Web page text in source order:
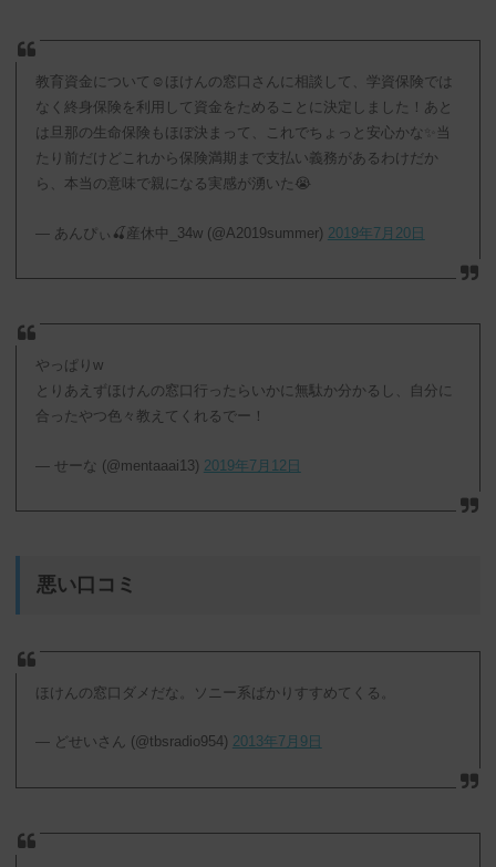
教育資金について☺️ほけんの窓口さんに相談して、学資保険では
なく終身保険を利用して資金をためることに決定しました！あと
は旦那の生命保険もほぼ決まって、これでちょっと安心かな✨当
たり前だけどこれから保険満期まで支払い義務があるわけだか
ら、本当の意味で親になる実感が湧いた😭
— あんぴぃ🍒産休中_34w (@A2019summer) 2019年7月20日
やっぱりw
とりあえずほけんの窓口行ったらいかに無駄か分かるし、自分に
合ったやつ色々教えてくれるでー！
— せーな (@mentaaai13) 2019年7月12日
悪い口コミ
ほけんの窓口ダメだな。ソニー系ばかりすすめてくる。
— どせいさん (@tbsradio954) 2013年7月9日